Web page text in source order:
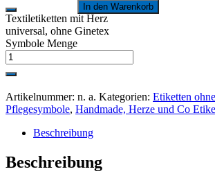
Textiletiketten mit Herz
universal, ohne Ginetex
Symbole Menge
In den Warenkorb
Artikelnummer: n. a. Kategorien: Etiketten
Pflegesymbole, Handmade, Herze und Co
Beschreibung
Beschreibung